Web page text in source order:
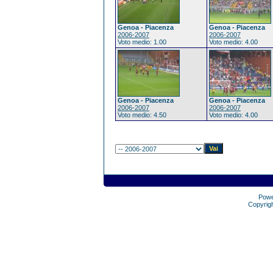
Genoa - Piacenza
2006-2007
Voto medio: 1.00
Genoa - Piacenza
2006-2007
Voto medio: 4.00
Genoa - Piacenza
2006-2007
Voto medio: 4.50
Genoa - Piacenza
2006-2007
Voto medio: 4.00